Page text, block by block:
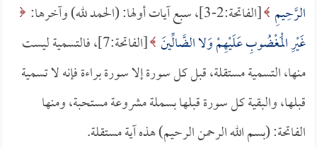
الرَّحِيمِ [الفاتحة:2-3]، سبع آيات أولها: (الحمد لله) وآخرها:
غَيْرِ الْمَغْضُوبِ عَلَيْهِمْ وَلا الضَّالِّينَ
[الفاتحة:7]، فالتسمية ليست
منها، التسمية مستقلة، قبل كل سورة إلا سورة براءة فإنه لا تسمية
قبلها، والبقية كل سورة قبلها بسملة مشروعة مستحبة، ومنها
الفاتحة: (بسم الله الرحمن الرحيم) هذه آية مستقلة.